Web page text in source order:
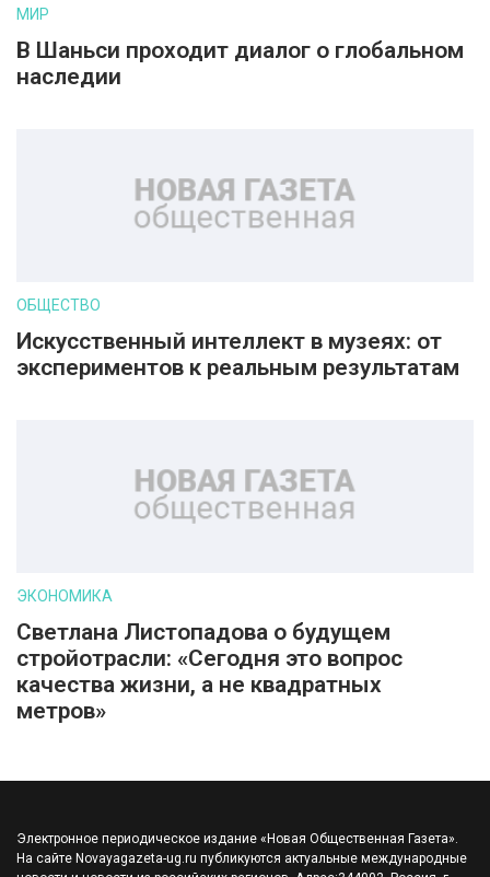
МИР
В Шаньси проходит диалог о глобальном
наследии
ОБЩЕСТВО
Искусственный интеллект в музеях: от
экспериментов к реальным результатам
ЭКОНОМИКА
Светлана Листопадова о будущем
стройотрасли: «Сегодня это вопрос
качества жизни, а не квадратных
метров»
Электронное периодическое издание «Новая Общественная Газета».
На сайте Novayagazeta-ug.ru публикуются актуальные международные